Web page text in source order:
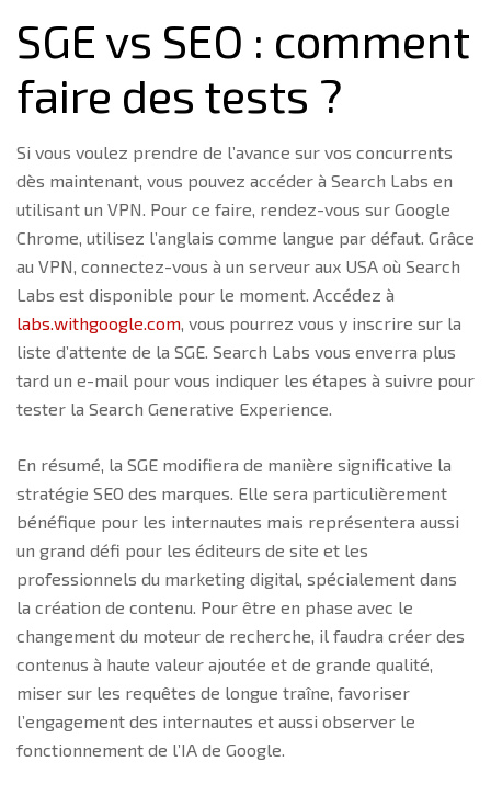
SGE vs SEO : comment
faire des tests ?
Si vous voulez prendre de l’avance sur vos concurrents
dès maintenant, vous pouvez accéder à Search Labs en
utilisant un VPN. Pour ce faire, rendez-vous sur Google
Chrome, utilisez l’anglais comme langue par défaut. Grâce
au VPN, connectez-vous à un serveur aux USA où Search
Labs est disponible pour le moment. Accédez à
labs.withgoogle.com, vous pourrez vous y inscrire sur la
liste d’attente de la SGE. Search Labs vous enverra plus
tard un e-mail pour vous indiquer les étapes à suivre pour
tester la Search Generative Experience.
En résumé, la SGE modifiera de manière significative la
stratégie SEO des marques. Elle sera particulièrement
bénéfique pour les internautes mais représentera aussi
un grand défi pour les éditeurs de site et les
professionnels du marketing digital, spécialement dans
la création de contenu. Pour être en phase avec le
changement du moteur de recherche, il faudra créer des
contenus à haute valeur ajoutée et de grande qualité,
miser sur les requêtes de longue traîne, favoriser
l’engagement des internautes et aussi observer le
fonctionnement de l’IA de Google.